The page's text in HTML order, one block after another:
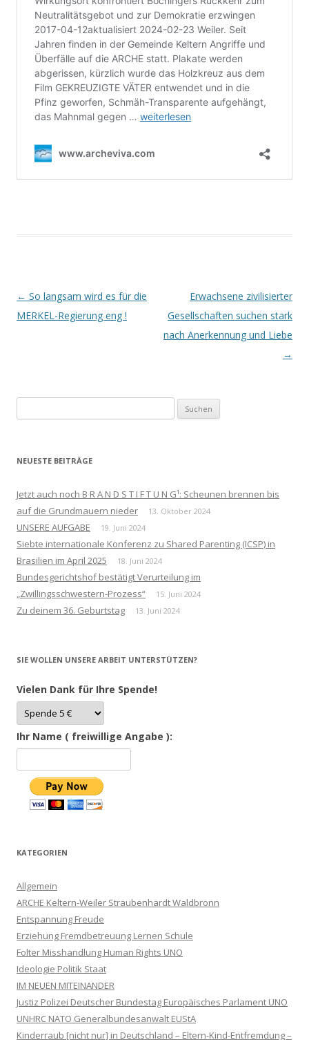
Beitrags-
Navigation
← So langsam wird es für die
MERKEL-Regierung eng !
Erwachsene zivilisierter
Gesellschaften suchen stark
nach Anerkennung und Liebe
→
nach:
NEUESTE BEITRÄGE
Jetzt auch noch B R A N D S T I F T U N G¹: Scheunen brennen bis
auf die Grundmauern nieder
13. Oktober 2024
UNSERE AUFGABE 19. Juni 2024
Siebte internationale Konferenz zu Shared Parenting (ICSP) in
Brasilien im April 2025
18. Juni 2024
Bundesgerichtshof bestätigt Verurteilung im
„Zwillingsschwestern-Prozess“
15. Juni 2024
Zu deinem 36. Geburtstag 13. Juni 2024
SIE WOLLEN UNSERE ARBEIT UNTERSTÜTZEN?
Vielen Dank für Ihre Spende!
Ihr Name ( freiwillige Angabe ):
KATEGORIEN
Allgemein
ARCHE Keltern-Weiler Straubenhardt Waldbronn
Entspannung Freude
Erziehung Fremdbetreuung Lernen Schule
Folter Misshandlung Human Rights UNO
Ideologie Politik Staat
IM NEUEN MITEINANDER
Justiz Polizei Deutscher Bundestag Europäisches Parlament UNO
UNHRC NATO Generalbundesanwalt EUStA
Kinderraub [nicht nur] in Deutschland – Eltern-Kind-Entfremdung –